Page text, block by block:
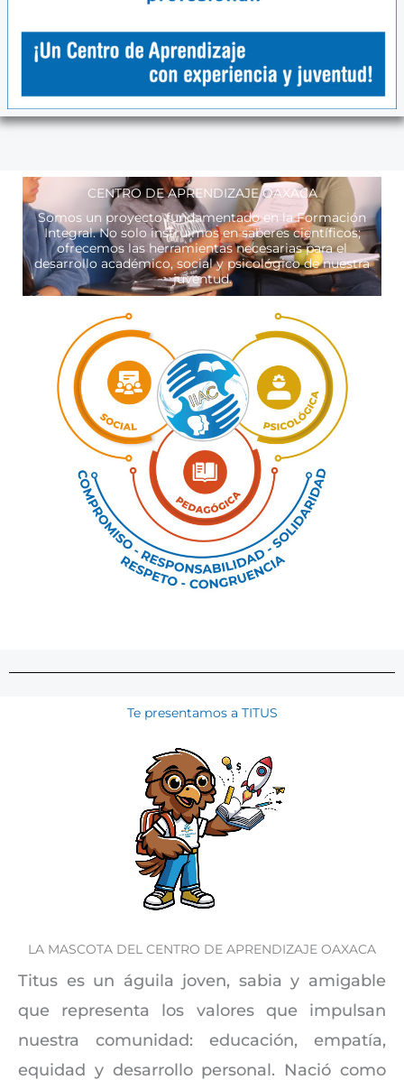
CENTRO DE APRENDIZAJE OAXACA
Somos un proyecto fundamentado en la Formación
Integral. No solo instruimos en saberes científicos;
ofrecemos las herramientas necesarias para el
desarrollo académico, social y psicológico de nuestra
juventud.
Te presentamos a TITUS
LA MASCOTA DEL CENTRO DE APRENDIZAJE OAXACA
Titus es un águila joven, sabia y amigable
que representa los valores que impulsan
nuestra comunidad: educación, empatía,
equidad y desarrollo personal. Nació como